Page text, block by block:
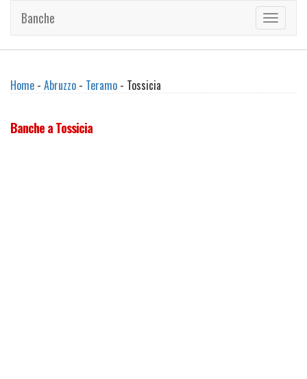
Toggle
Banche
Home - Abruzzo - Teramo - Tossicia
Banche a Tossicia